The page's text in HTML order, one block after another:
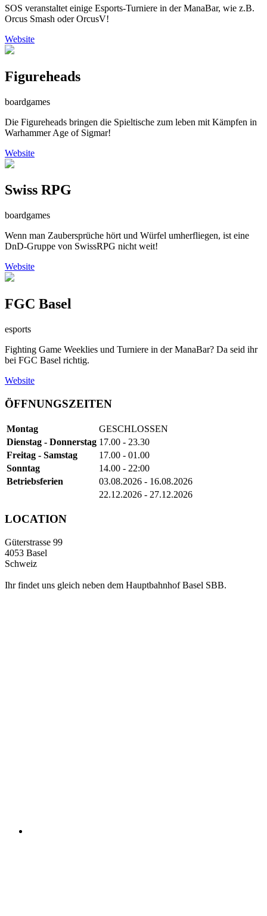
SOS veranstaltet einige Esports-Turniere in der ManaBar, wie z.B.
Orcus Smash oder OrcusV!
Website
Figureheads
boardgames
Die Figureheads bringen die Spieltische zum leben mit Kämpfen in
Warhammer Age of Sigmar!
Website
Swiss RPG
boardgames
Wenn man Zaubersprüche hört und Würfel umherfliegen, ist eine
DnD-Gruppe von SwissRPG nicht weit!
Website
FGC Basel
esports
Fighting Game Weeklies und Turniere in der ManaBar? Da seid ihr
bei FGC Basel richtig.
Website
ÖFFNUNGSZEITEN
Montag
GESCHLOSSEN
Dienstag - Donnerstag 17.00 - 23.30
Freitag - Samstag
17.00 - 01.00
Sonntag
14.00 - 22:00
Betriebsferien
03.08.2026 - 16.08.2026
22.12.2026 - 27.12.2026
LOCATION
Güterstrasse 99
4053 Basel
Schweiz
Ihr findet uns gleich neben dem Hauptbahnhof Basel SBB.